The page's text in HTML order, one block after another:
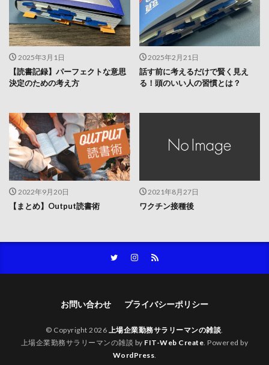
2025年3月1日
【読書記録】パーフェクトな意思
決定のための考え方
2025年2月21日
話す前に考えるだけで賢く見え
る！頭のいい人の習慣とは？
2022年9月20日
【まとめ】Output読書術
2021年8月27日
ワクチン接種後
お問い合わせ プライバシーポリシー
© Copyright 2026 上場企業勤務サラリーマンの雑談
上場企業勤務サラリーマンの雑談 by FIT-Web Create . Powered by
WordPress